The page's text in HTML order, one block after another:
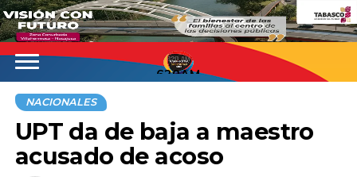
620AM
NACIONALES
UPT da de baja a maestro
acusado de acoso